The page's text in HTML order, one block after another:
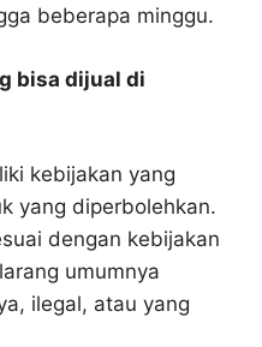
beberapa minggu.
bisa dijual di
kebijakan yang
yang diperbolehkan.
dengan kebijakan
umumnya
ilegal, atau yang